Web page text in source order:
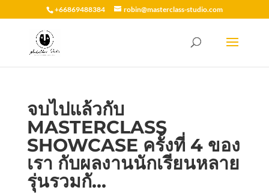
+66869488384 robin@masterclass-studio.com
จบไปแล้วกับ
MASTERCLASS
SHOWCASE ครั้งที่ 4 ของ
เรา กับผลงานนักเรียนหลาย
รุ่นรวมกั…